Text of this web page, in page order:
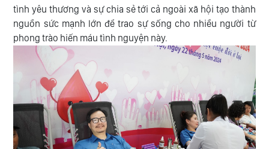
tình yêu thương và sự chia sẻ tới cả ngoài xã hội tạo thành
nguồn sức mạnh lớn để trao sự sống cho nhiều người từ
phong trào hiến máu tình nguyện này.